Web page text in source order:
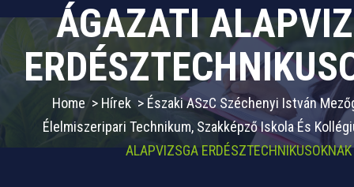
ÁGAZATI
Home > Hírek> Északi ASzC Széchenyi István
Élelmiszeripari Technikum, Szakképző Iskola És
ALAPVIZSGA ERDÉSZTECHNIKUSOKNAK